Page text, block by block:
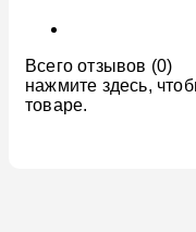
Всего отзывов (0)
нажмите здесь,
товаре.